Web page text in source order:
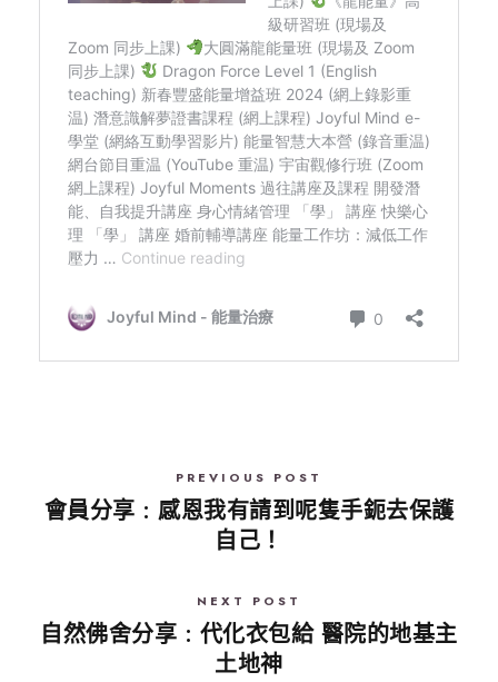
PREVIOUS POST
會員分享 : 感恩我有請到呢隻手鈪去保護
自己！
NEXT POST
自然佛舍分享 : 代化衣包給 醫院的地基主
土地神